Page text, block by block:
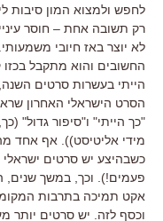
לחפש ולמצוא המון סיבות
רק תשובה אחת – חוסר
לא יוצר באז חיובי
החשובים והוא מתקבל בכזו
הייתי בעשרות סרטים
הסרט הישראלי האחרון
"כך הייתי" ו"סיפור גדול"
מידי אליטיסט)). אף אחד
פעמים!). וכך, במשך שנים,
אקט תמיכה בתרבות
וכסף לזה. יש סרטים יותר